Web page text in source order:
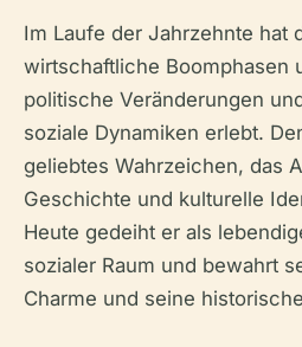
Im Laufe der Jahrzehnte hat
wirtschaftliche Boomphasen
politische Veränderungen
soziale Dynamiken erlebt.
geliebtes Wahrzeichen, das
Geschichte und kulturelle
Heute gedeiht er als
sozialer Raum und bewahrt
Charme und seine